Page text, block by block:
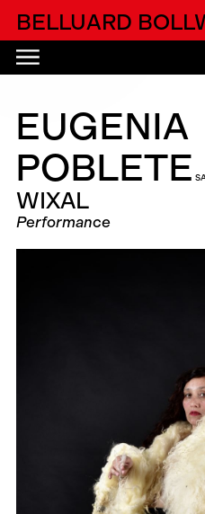
BELLUARD
EUGENIA
POBLETE
WIXAL
Performance